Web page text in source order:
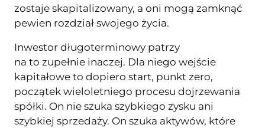
zostaje skapitalizowany, a oni mogą zamknąć
pewien rozdział swojego życia.
Inwestor długoterminowy patrzy
na to zupełnie inaczej. Dla niego wejście
kapitałowe to dopiero start, punkt zero,
początek wieloletniego procesu dojrzewania
spółki. On nie szuka szybkiego zysku ani
szybkiej sprzedaży. On szuka aktywów, które